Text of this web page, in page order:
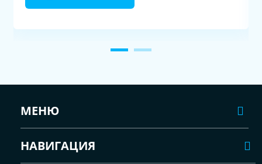
МЕНЮ
НАВИГАЦИЯ